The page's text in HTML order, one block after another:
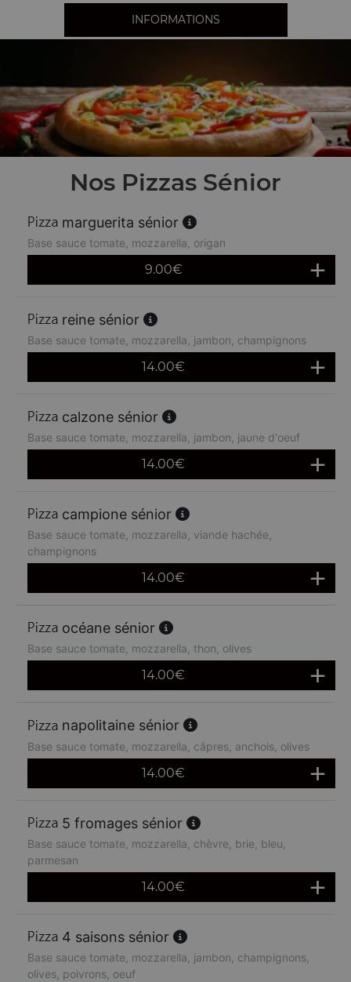
INFORMATIONS
Nos Pizzas Sénior
marguerita sénior
Base sauce tomate, mozzarella, origan
9.00€
reine sénior
Base sauce tomate, mozzarella, jambon, champignons
14.00€
calzone sénior
Base sauce tomate, mozzarella, jambon, jaune d'oeuf
14.00€
campione sénior
Base sauce tomate, mozzarella, viande hachée,
champignons
14.00€
océane sénior
Base sauce tomate, mozzarella, thon, olives
14.00€
napolitaine sénior
Base sauce tomate, mozzarella, câpres, anchois, olives
14.00€
5 fromages sénior
Base sauce tomate, mozzarella, chèvre, brie, bleu,
parmesan
14.00€
4 saisons sénior
Base sauce tomate, mozzarella, jambon, champignons,
olives, poivrons, oeuf